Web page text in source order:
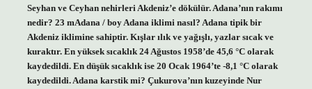
Seyhan ve Ceyhan nehirleri Akdeniz’e dökülür. Adana’nın rakımı
nedir? 23 mAdana / boy Adana iklimi nasıl? Adana tipik bir
Akdeniz iklimine sahiptir. Kışlar ılık ve yağışlı, yazlar sıcak ve
kuraktır. En yüksek sıcaklık 24 Ağustos 1958’de 45,6 °C olarak
kaydedildi. En düşük sıcaklık ise 20 Ocak 1964’te -8,1 °C olarak
kaydedildi. Adana karstik mi? Çukurova’nın kuzeyinde Nur